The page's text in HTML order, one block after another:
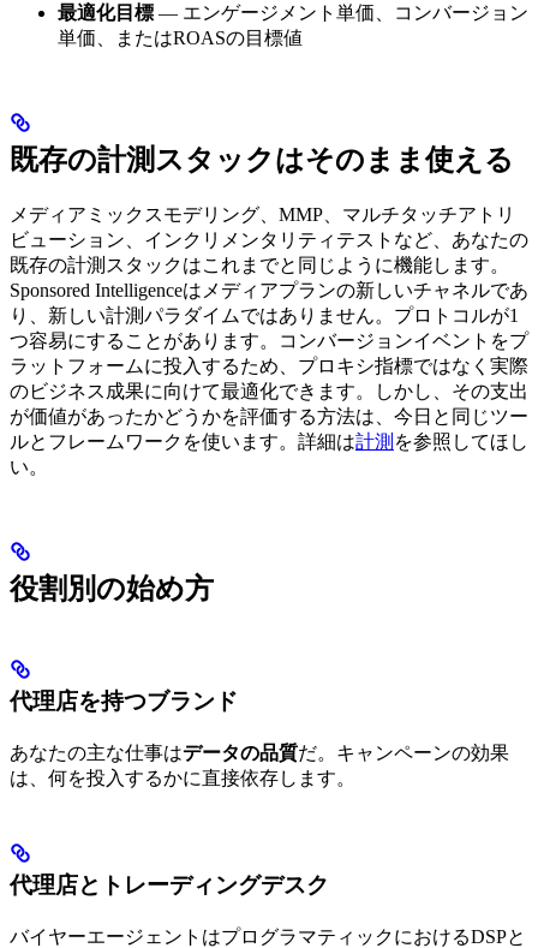
最適化目標 — エンゲージメント単価、コンバージョン
単価、またはROASの目標値
既存の計測スタックはそのまま使える
メディアミックスモデリング、MMP、マルチタッチアトリ
ビューション、インクリメンタリティテストなど、あなたの
既存の計測スタックはこれまでと同じように機能します。
Sponsored Intelligenceはメディアプランの新しいチャネルであ
り、新しい計測パラダイムではありません。プロトコルが1
つ容易にすることがあります。コンバージョンイベントをプ
ラットフォームに投入するため、プロキシ指標ではなく実際
のビジネス成果に向けて最適化できます。しかし、その支出
が価値があったかどうかを評価する方法は、今日と同じツー
ルとフレームワークを使います。詳細は計測 を参照してほし
い。
役割別の始め方
代理店を持つブランド
あなたの主な仕事はデータの品質だ。キャンペーンの効果
は、何を投入するかに直接依存します。
代理店とトレーディングデスク
バイヤーエージェントはプログラマティックにおけるDSPと